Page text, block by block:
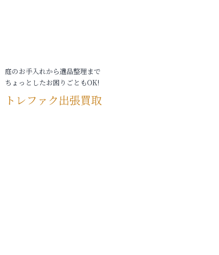
庭のお手入れから遺品整理まで
ちょっとしたお困りごともOK!
トレファク出張買取